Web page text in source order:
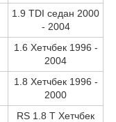
1.9 TDI седан 2000
- 2004
1.6 Хетчбек 1996 -
2004
1.8 Хетчбек 1996 -
2000
RS 1.8 T Хетчбек